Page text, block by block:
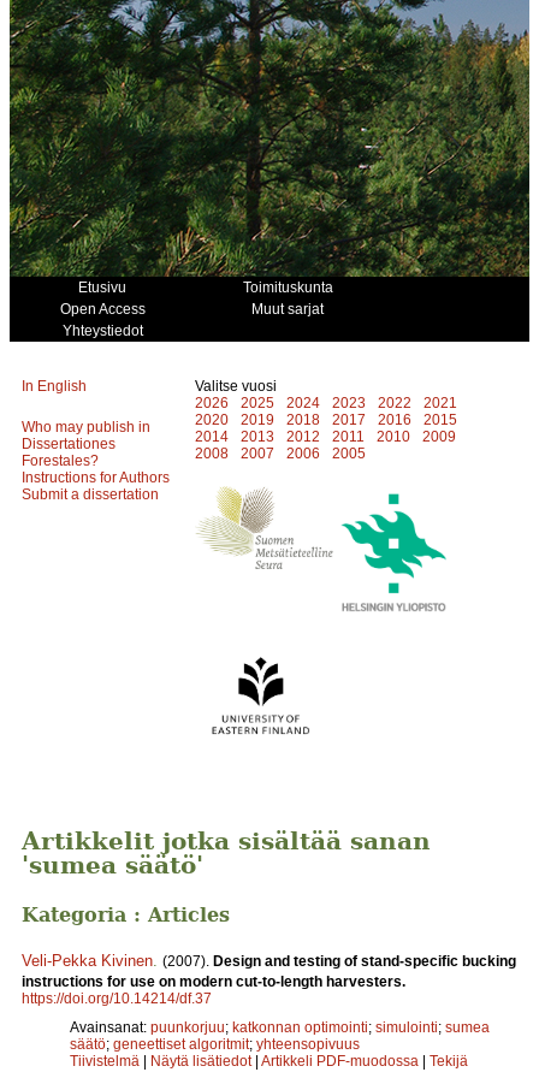
Etusivu
Toimituskunta
Open Access
Muut sarjat
Yhteystiedot
In English
Who may publish in
Dissertationes
Forestales?
Instructions for Authors
Submit a dissertation
Valitse vuosi
2026
2025 2024 2023 2022
2021
2020
2019 2018 2017 2016
2015
2014
2013 2012 2011 2010
2009
2008
2007 2006 2005
Artikkelit jotka sisältää sanan
'sumea säätö'
Kategoria : Articles
Veli-Pekka Kivinen (2007). Design and testing of stand-specific bucking
instructions for use on modern cut-to-length harvesters.
https://doi.org/10.14214/df.37
Avainsanat: puunkorjuu; katkonnan optimointi; simulointi; sumea
säätö; geneettiset algoritmit; yhteensopivuus
Tiivistelmä | Näytä lisätiedot | Artikkeli PDF-muodossa | Tekijä